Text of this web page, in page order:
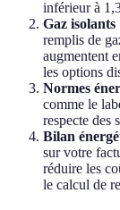
inférieur à
Gaz isolants
remplis de
augmentent
les options
Normes
comme le
respecte des
Bilan
sur votre
réduire les
le calcul de